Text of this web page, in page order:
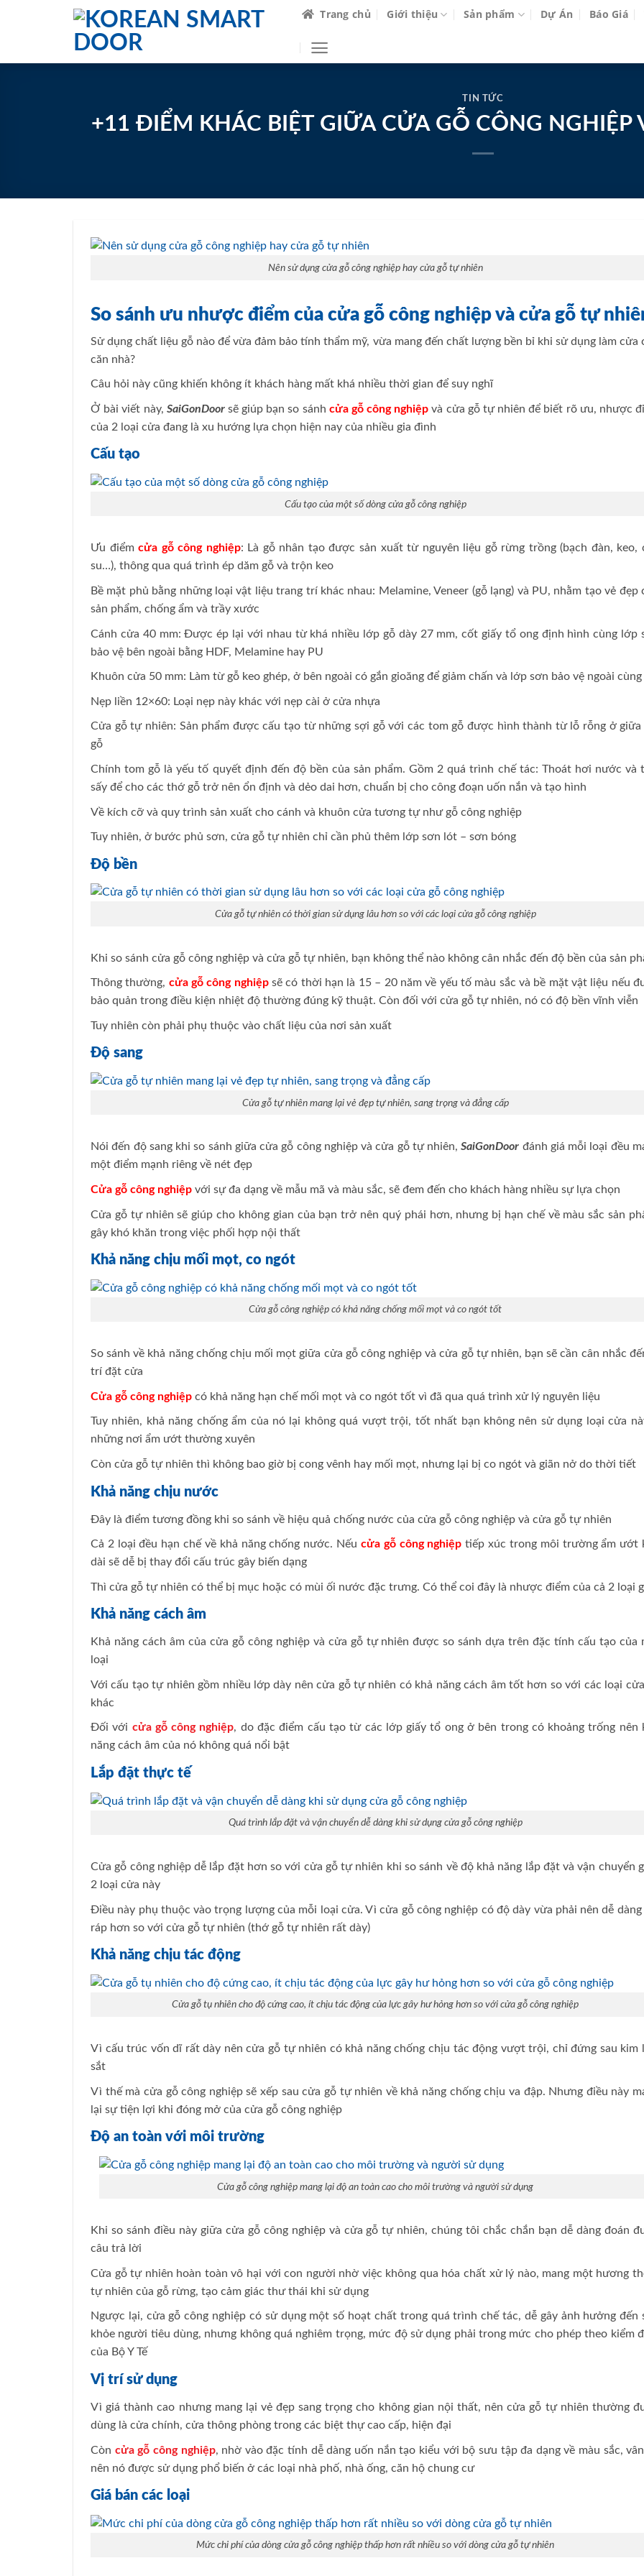
Trang chủ Giới thiệu Sản phẩm Dự Án Báo Giá
TIN TỨC
+11 ĐIỂM KHÁC BIỆT GIỮA CỬA GỖ CÔNG NGHIỆP
Nên sử dụng cửa gỗ công nghiệp hay cửa gỗ tự nhiên
So sánh ưu nhược điểm của cửa gỗ công nghiệp và cửa gỗ tự
Sử dụng chất liệu gỗ nào để vừa đảm bảo tính thẩm mỹ, vừa mang đến chất lượng bền bỉ khi sử dụng làm cửa
căn nhà?
Câu hỏi này cũng khiến không ít khách hàng mất khá nhiều thời gian để suy nghĩ
Ở bài viết này, SaiGonDoorsẽ giúp bạn so sánh cửa gỗ công nghiệp và cửa gỗ tự nhiên để biết rõ ưu, nhược
của 2 loại cửa đang là xu hướng lựa chọn hiện nay của nhiều gia đình
Cấu tạo
Cấu tạo của một số dòng cửa gỗ công nghiệp
Ưu điểmcửa gỗ công nghiệp: Là gỗ nhân tạo được sản xuất từ nguyên liệu gỗ rừng trồng (bạch đàn, keo,
su…), thông qua quá trình ép dăm gỗ và trộn keo
Bề mặt phủ bằng những loại vật liệu trang trí khác nhau: Melamine, Veneer (gỗ lạng) và PU, nhằm tạo vẻ đẹp
sản phẩm, chống ẩm và trầy xước
Cánh cửa 40 mm: Được ép lại với nhau từ khá nhiều lớp gỗ dày 27 mm, cốt giấy tổ ong định hình cùng lớp
bảo vệ bên ngoài bằng HDF, Melamine hay PU
Khuôn cửa 50 mm: Làm từ gỗ keo ghép, ở bên ngoài có gắn gioăng để giảm chấn và lớp sơn bảo vệ ngoài cùng
Nẹp liền 12×60: Loại nẹp này khác với nẹp cài ở cửa nhựa
Cửa gỗ tự nhiên: Sản phẩm được cấu tạo từ những sợi gỗ với các tom gỗ được hình thành từ lỗ rỗng ở giữa
gỗ
Chính tom gỗ là yếu tố quyết định đến độ bền của sản phẩm. Gồm 2 quá trình chế tác: Thoát hơi nước và
sấy để cho các thớ gỗ trở nên ổn định và dẻo dai hơn, chuẩn bị cho công đoạn uốn nắn và tạo hình
Về kích cỡ và quy trình sản xuất cho cánh và khuôn cửa tương tự như gỗ công nghiệp
Tuy nhiên, ở bước phủ sơn, cửa gỗ tự nhiên chỉ cần phủ thêm lớp sơn lót – sơn bóng
Độ bền
Cửa gỗ tự nhiên có thời gian sử dụng lâu hơn so với các loại cửa gỗ công nghiệp
Khi so sánh cửa gỗ công nghiệp và cửa gỗ tự nhiên, bạn không thể nào không cân nhắc đến độ bền của sản
Thông thường, cửa gỗ công nghiệpsẽ có thời hạn là 15 – 20 năm về yếu tố màu sắc và bề mặt vật liệu nếu
bảo quản trong điều kiện nhiệt độ thường đúng kỹ thuật. Còn đối với cửa gỗ tự nhiên, nó có độ bền vĩnh viễn
Tuy nhiên còn phải phụ thuộc vào chất liệu của nơi sản xuất
Độ sang
Cửa gỗ tự nhiên mang lại vẻ đẹp tự nhiên, sang trọng và đẳng cấp
Nói đến độ sang khi so sánh giữa cửa gỗ công nghiệp và cửa gỗ tự nhiên,SaiGonDoor đánh giá mỗi loại đều
một điểm mạnh riêng về nét đẹp
Cửa gỗ công nghiệp với sự đa dạng về mẫu mã và màu sắc, sẽ đem đến cho khách hàng nhiều sự lựa chọn
Cửa gỗ tự nhiên sẽ giúp cho không gian của bạn trở nên quý phái hơn, nhưng bị hạn chế về màu sắc sản
gây khó khăn trong việc phối hợp nội thất
Khả năng chịu mối mọt, co ngót
Cửa gỗ công nghiệp có khả năng chống mối mọt và co ngót tốt
So sánh về khả năng chống chịu mối mọt giữa cửa gỗ công nghiệp và cửa gỗ tự nhiên, bạn sẽ cần cân nhắc
trí đặt cửa
Cửa gỗ công nghiệp có khả năng hạn chế mối mọt và co ngót tốt vì đã qua quá trình xử lý nguyên liệu
Tuy nhiên, khả năng chống ẩm của nó lại không quá vượt trội, tốt nhất bạn không nên sử dụng loại cửa
những nơi ẩm ướt thường xuyên
Còn cửa gỗ tự nhiên thì không bao giờ bị cong vênh hay mối mọt, nhưng lại bị co ngót và giãn nở do thời tiết
Khả năng chịu nước
Đây là điểm tương đồng khi so sánh về hiệu quả chống nước của cửa gỗ công nghiệp và cửa gỗ tự nhiên
Cả 2 loại đều hạn chế về khả năng chống nước. Nếu cửa gỗ công nghiệp tiếp xúc trong môi trường ẩm ướt
dài sẽ dễ bị thay đổi cấu trúc gây biến dạng
Thì cửa gỗ tự nhiên có thể bị mục hoặc có mùi ối nước đặc trưng. Có thể coi đây là nhược điểm của cả 2 loại
Khả năng cách âm
Khả năng cách âm của cửa gỗ công nghiệp và cửa gỗ tự nhiên được so sánh dựa trên đặc tính cấu tạo của
loại
Với cấu tạo tự nhiên gồm nhiều lớp dày nên cửa gỗ tự nhiên có khả năng cách âm tốt hơn so với các loại
khác
Đối với cửa gỗ công nghiệp, do đặc điểm cấu tạo từ các lớp giấy tổ ong ở bên trong có khoảng trống nên
năng cách âm của nó không quá nổi bật
Lắp đặt thực tế
Quá trình lắp đặt và vận chuyển dễ dàng khi sử dụng cửa gỗ công nghiệp
Cửa gỗ công nghiệp dễ lắp đặt hơn so với cửa gỗ tự nhiên khi so sánh về độ khả năng lắp đặt và vận chuyển
2 loại cửa này
Điều này phụ thuộc vào trọng lượng của mỗi loại cửa. Vì cửa gỗ công nghiệp có độ dày vừa phải nên dễ dàng
ráp hơn so với cửa gỗ tự nhiên (thớ gỗ tự nhiên rất dày)
Khả năng chịu tác động
Cửa gỗ tụ nhiên cho độ cứng cao, ít chịu tác động của lực gây hư hỏng hơn so với cửa gỗ công nghiệp
Vì cấu trúc vốn dĩ rất dày nên cửa gỗ tự nhiên có khả năng chống chịu tác động vượt trội, chỉ đứng sau kim
sắt
Vì thế mà cửa gỗ công nghiệp sẽ xếp sau cửa gỗ tự nhiên về khả năng chống chịu va đập. Nhưng điều này
lại sự tiện lợi khi đóng mở của cửa gỗ công nghiệp
Độ an toàn với môi trường
Cửa gỗ công nghiệp mang lại độ an toàn cao cho môi trường và người sử dụng
Khi so sánh điều này giữa cửa gỗ công nghiệp và cửa gỗ tự nhiên, chúng tôi chắc chắn bạn dễ dàng đoán
câu trả lời
Cửa gỗ tự nhiên hoàn toàn vô hại với con người nhờ việc không qua hóa chất xử lý nào, mang một hương
tự nhiên của gỗ rừng, tạo cảm giác thư thái khi sử dụng
Ngược lại, cửa gỗ công nghiệp có sử dụng một số hoạt chất trong quá trình chế tác, dễ gây ảnh hưởng đến
khỏe người tiêu dùng, nhưng không quá nghiêm trọng, mức độ sử dụng phải trong mức cho phép theo kiểm
của Bộ Y Tế
Vị trí sử dụng
Vì giá thành cao nhưng mang lại vẻ đẹp sang trọng cho không gian nội thất, nên cửa gỗ tự nhiên thường
dùng là cửa chính, cửa thông phòng trong các biệt thự cao cấp, hiện đại
Còn cửa gỗ công nghiệp, nhờ vào đặc tính dễ dàng uốn nắn tạo kiểu với bộ sưu tập đa dạng về màu sắc,
nên nó được sử dụng phổ biến ở các loại nhà phố, nhà ống, căn hộ chung cư
Giá bán các loại
Mức chi phí của dòng cửa gỗ công nghiệp thấp hơn rất nhiều so với dòng cửa gỗ tự nhiên